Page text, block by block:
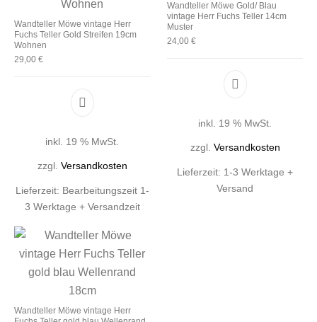
Wandteller Möwe vintage Herr
Fuchs Teller Gold Streifen 19cm
Wohnen
29,00 €
inkl. 19 % MwSt.
zzgl. Versandkosten
Lieferzeit: Bearbeitungszeit 1-
3 Werktage + Versandzeit
Wandteller Möwe Gold/ Blau
vintage Herr Fuchs Teller 14cm
Muster
24,00 €
inkl. 19 % MwSt.
zzgl. Versandkosten
Lieferzeit: 1-3 Werktage +
Versand
Wandteller Möwe vintage Herr